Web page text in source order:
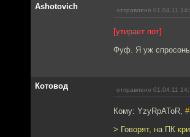
Ashotovich отправлено 01.04.11
[утирает пот]
Фуф. Я уж
Котовод отправлено 01.04.11
Кому: YzyRpAToR,
> Говорят, на ПК